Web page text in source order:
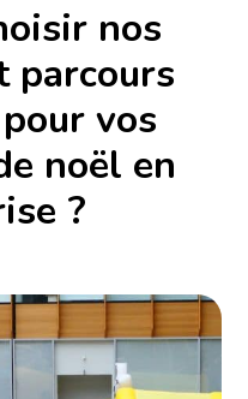
nos
parcours
vos
noël en
?